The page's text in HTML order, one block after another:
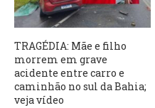
TRAGÉDIA: Mãe e filho
morrem em grave
acidente entre carro e
caminhão no sul da Bahia;
veja vídeo